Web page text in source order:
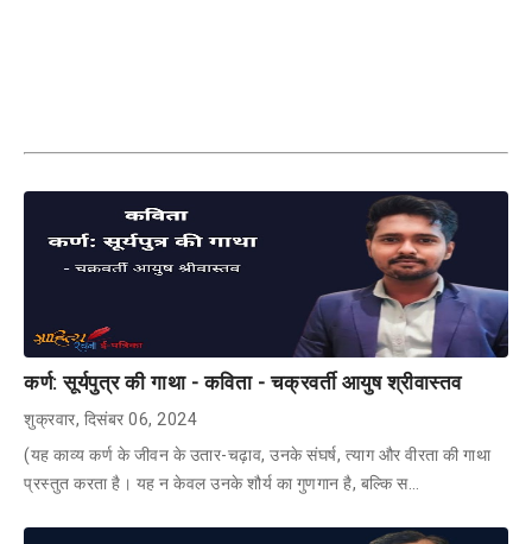
कर्ण: सूर्यपुत्र की गाथा - कविता - चक्रवर्ती आयुष श्रीवास्तव
शुक्रवार, दिसंबर 06, 2024
(यह काव्य कर्ण के जीवन के उतार-चढ़ाव, उनके संघर्ष, त्याग और वीरता की गाथा
प्रस्तुत करता है। यह न केवल उनके शौर्य का गुणगान है, बल्कि स…